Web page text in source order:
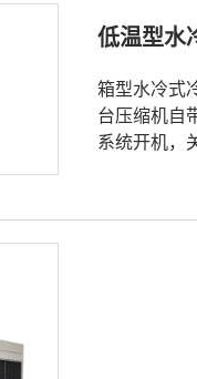
低温型水
箱型水冷式
台压缩机自
系统开机，